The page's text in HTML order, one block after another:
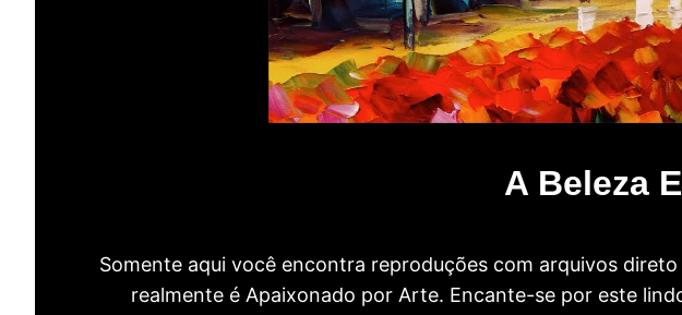
A Beleza
Somente aqui você encontra reproduções com arquivos
realmente é Apaixonado por Arte. Encante-se por este